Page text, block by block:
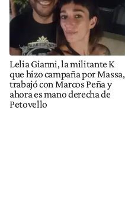
Lelia Gianni, la militante K
que hizo campaña por Massa,
trabajó con Marcos Peña y
ahora es mano derecha de
Petovello